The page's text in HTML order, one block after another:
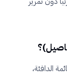
لزيارات القائمة الدافئة،